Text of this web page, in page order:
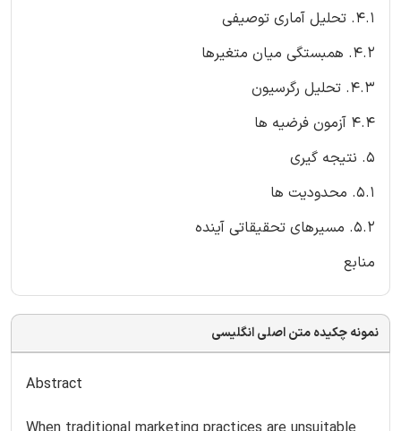
4.1. تحلیل آماری توصیفی
4.2. همبستگی میان متغیرها
4.3. تحلیل رگرسیون
4.4 آزمون فرضیه ها
5. نتیجه گیری
5.1. محدودیت ها
5.2. مسیرهای تحقیقاتی آینده
منابع
نمونه چکیده متن اصلی انگلیسی
Abstract